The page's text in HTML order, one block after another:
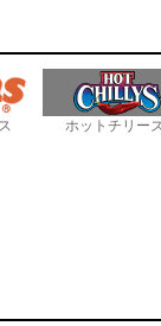
ホットチリー